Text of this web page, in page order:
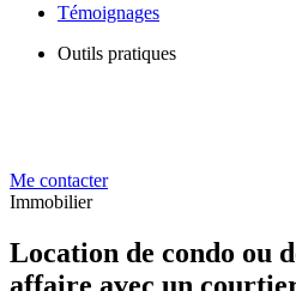
Témoignages
Outils pratiques
Me contacter
Immobilier
Location de condo ou